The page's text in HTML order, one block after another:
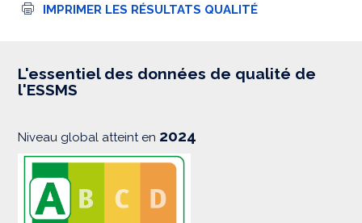
I
s
i
IMPRIMER LES RÉSULTATS QUALITÉ
L'essentiel des données de qualité de
l'ESSMS
Niveau global atteint en 2024